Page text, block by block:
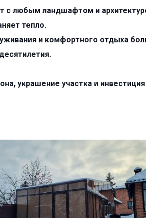
с любым ландшафтом и
тепло.
и комфортного отдыха
украшение участка и